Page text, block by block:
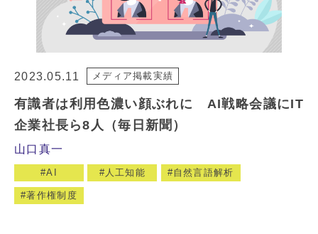
2023.05.11 メディア掲載実績
有識者は利用色濃い顔ぶれに AI戦略会議にIT
企業社長ら8人（毎日新聞）
山口真一
AI 人工知能 自然言語解析
著作権制度